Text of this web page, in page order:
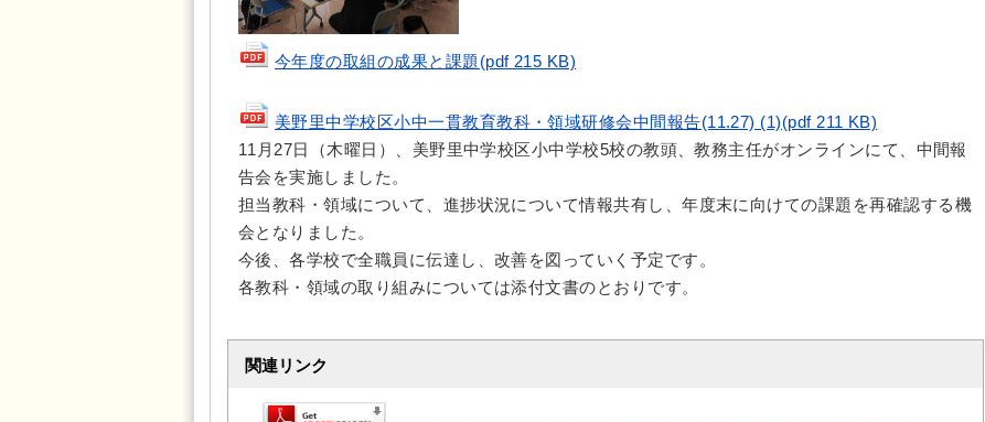
今年度の取組の成果と課題(pdf 215 KB)
美野里中学校区小中一貫教育教科・領域研修会中間報告(11.27) (1)(pdf 211 KB)
11月27日（木曜日）、美野里中学校区小中学校5校の教頭、教務主任がオンラインにて、中間報
告会を実施しました。
担当教科・領域について、進捗状況について情報共有し、年度末に向けての課題を再確認する機
会となりました。
今後、各学校で全職員に伝達し、改善を図っていく予定です。
各教科・領域の取り組みについては添付文書のとおりです。
関連リンク